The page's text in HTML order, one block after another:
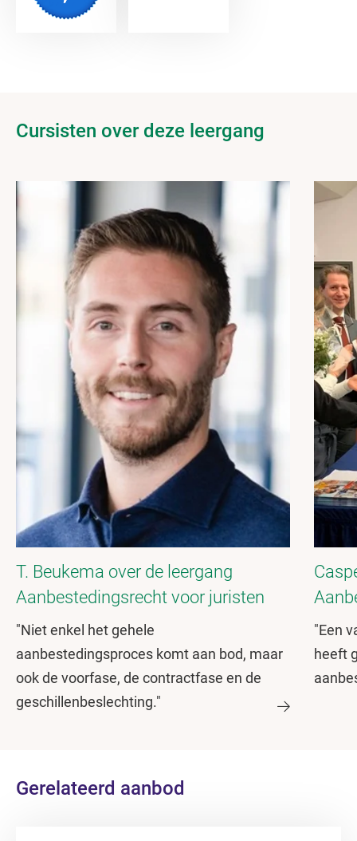
Cursisten over deze leergang
T. Beukema over de leergang
Aanbestedingsrecht voor juristen
"Niet enkel het gehele
aanbestedingsproces komt aan bod, maar
ook de voorfase, de contractfase en de
geschillenbeslechting."
"Een
heeft
Gerelateerd aanbod